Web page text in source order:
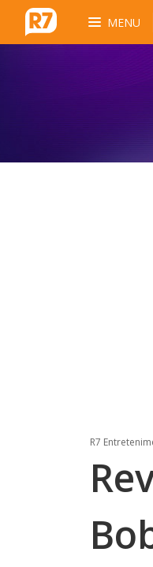
MENU
R7